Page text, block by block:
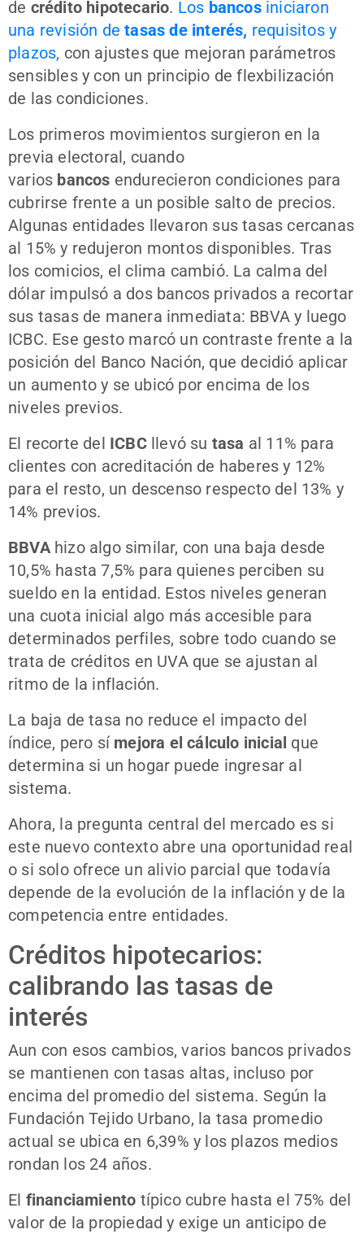
de crédito hipotecario. Los bancosiniciaron
una revisión detasas de interés, requisitos y
plazos, con ajustes que mejoran parámetros
sensibles y con un principio de flexbilización
de las condiciones.
Los primeros movimientos surgieron en la
previa electoral, cuando
varios bancos endurecieron condiciones para
cubrirse frente a un posible salto de precios.
Algunas entidades llevaron sus tasas cercanas
al 15% y redujeron montos disponibles. Tras
los comicios, el clima cambió. La calma del
dólar impulsó a dos bancos privados a recortar
sus tasas de manera inmediata: BBVA y luego
ICBC. Ese gesto marcó un contraste frente a la
posición del Banco Nación, que decidió aplicar
un aumento y se ubicó por encima de los
niveles previos.
El recorte del ICBC llevó su tasa al 11% para
clientes con acreditación de haberes y 12%
para el resto, un descenso respecto del 13% y
14% previos.
BBVA hizo algo similar, con una baja desde
10,5% hasta 7,5% para quienes perciben su
sueldo en la entidad. Estos niveles generan
una cuota inicial algo más accesible para
determinados perfiles, sobre todo cuando se
trata de créditos en UVA que se ajustan al
ritmo de la inflación.
La baja de tasa no reduce el impacto del
índice, pero sí mejora el cálculo inicial que
determina si un hogar puede ingresar al
sistema.
Ahora, la pregunta central del mercado es si
este nuevo contexto abre una oportunidad real
o si solo ofrece un alivio parcial que todavía
depende de la evolución de la inflación y de la
competencia entre entidades.
Créditos hipotecarios:
calibrando las tasas de
interés
Aun con esos cambios, varios bancos privados
se mantienen con tasas altas, incluso por
encima del promedio del sistema. Según la
Fundación Tejido Urbano, la tasa promedio
actual se ubica en 6,39% y los plazos medios
rondan los 24 años.
El financiamiento típico cubre hasta el 75% del
valor de la propiedad y exige un anticipo de